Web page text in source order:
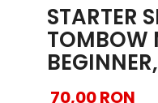
STARTER
TOMBOW
70,00 RON